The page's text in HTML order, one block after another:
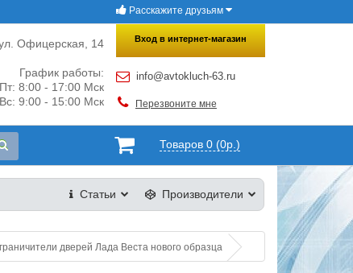
×
Расскажите друзьям
Вход в интернет-магазин
info@avtokluch-63.ru
Перезвоните мне
ул. Офицерская, 14
График работы:
8:00 - 17:00 Мск
9:00 - 15:00 Мск
Товаров 0 (0р.)
Производители
Статьи
дверей Лада Веста нового образца